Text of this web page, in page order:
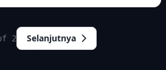
2 Selanjutnya